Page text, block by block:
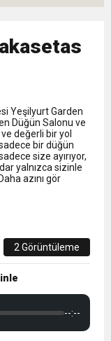
KAP’a
Yeşilyurt Garden
Düğün Salonu ve
değerli bir yol
bir düğün
size ayırıyor,
yalnızca sizinle
azını gör
2 Görüntüleme
--:--